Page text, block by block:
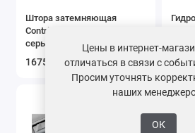
Штора затемняющая
Contrio DUA P6A 4217,
серый
16750 ₽ / шт.
Цены в интернет-
отличаться в связи с
Просим уточнять
наших
ОК